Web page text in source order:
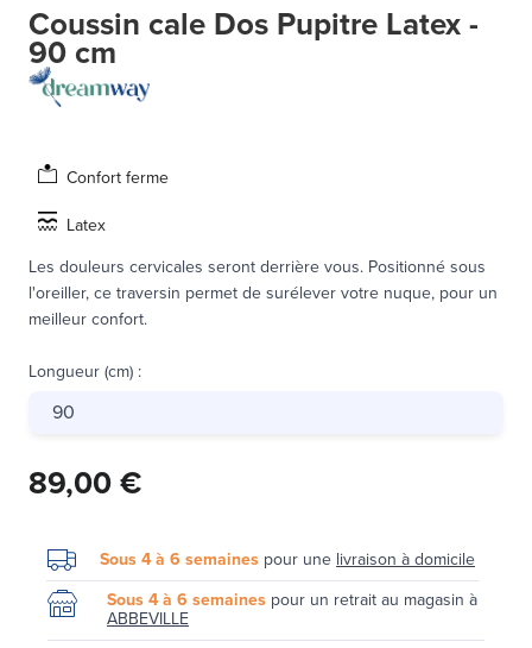
Coussin cale Dos Pupitre Latex -
90 cm
Confort ferme
Latex
Les douleurs cervicales seront derrière vous. Positionné sous
l'oreiller, ce traversin permet de surélever votre nuque, pour un
meilleur confort.
Longueur (cm) :
90
89,00 €
Sous 4 à 6 semaines pour une livraison à domicile
Sous 4 à 6 semaines pour un retrait au magasin à
ABBEVILLE